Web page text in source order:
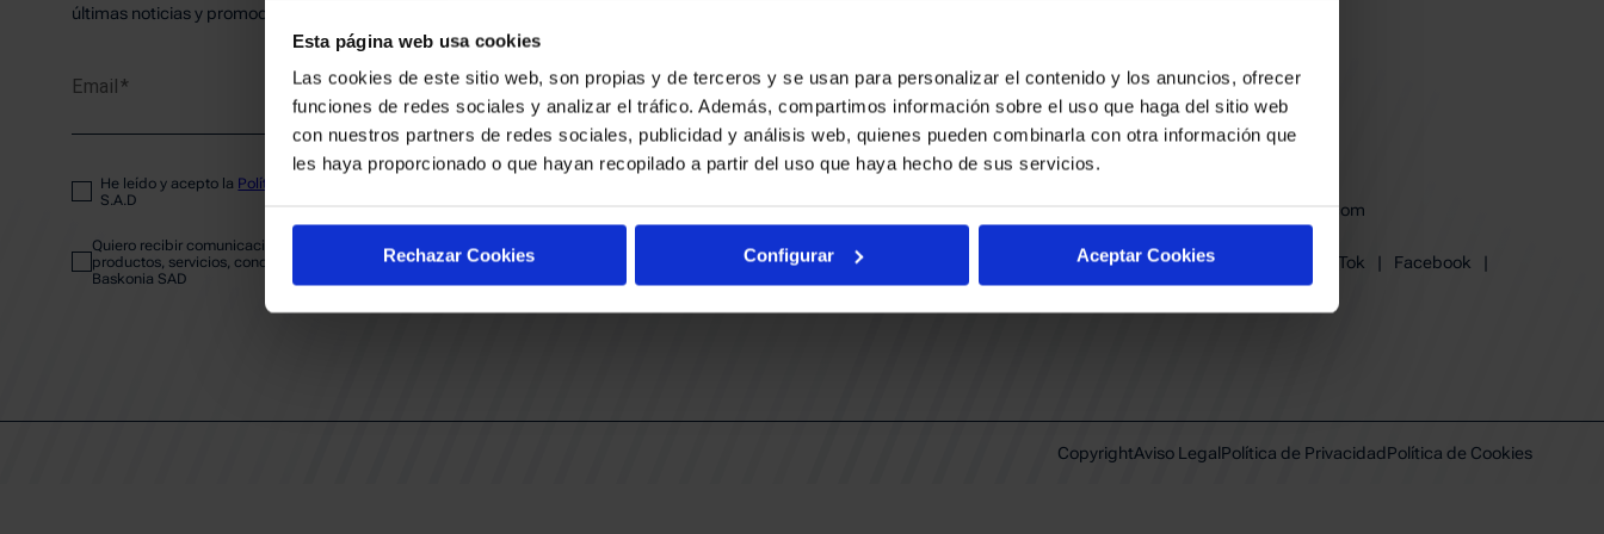
Esta página web usa cookies
Las cookies de este sitio web, son propias y de terceros y se usan para personalizar el contenido y los anuncios, ofrecer
funciones de redes sociales y analizar el tráfico. Además, compartimos información sobre el uso que haga del sitio web
con nuestros partners de redes sociales, publicidad y análisis web, quienes pueden combinarla con otra información que
les haya proporcionado o que hayan recopilado a partir del uso que haya hecho de sus servicios.
Rechazar Cookies Configurar Aceptar Cookies
PLANTILLA
ENTRADAS
ABONADOS
CALENDARIO
CLUB
últimas noticias y promociones del club.
Email
He leído y acepto la Política de privacidad
S.A.D
Quiero recibir comunicaciones electrónicas sobre las actividades,
productos, servicios, concursos, ofertas y/o promociones del SASKI
Baskonia SAD
BAKH
FUNDACIÓN BASKONIA-ALAVÉS
01013 Vitoria-Gasteiz
baskonia@baskonia.com
Instagram
TikTok | Facebook
|
Youtube
| Linkedin
CopyrightAviso LegalPolítica de PrivacidadPolítica de Cookies